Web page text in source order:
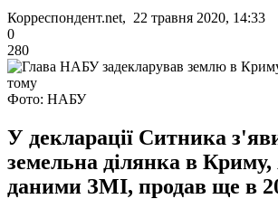
Корреспондент.net, 22 травня 2020, 14:33
0
280
Фото: НАБУ
У декларації Ситника
земельна ділянка в Криму,
даними ЗМІ, продав ще в